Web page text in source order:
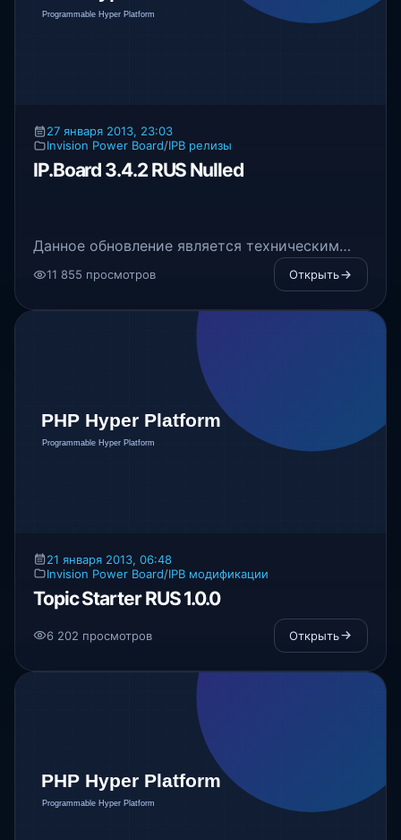
27 января 2013, 23:03
Invision Power Board/IPB релизы
IP.Board 3.4.2 RUS Nulled
Данное обновление является техническим
выпуском и содержит большое количество
пользователям рекомендуется обновиться,
критические проблемы в безопасности.
11 855 просмотров Открыть
21 января 2013, 06:48
Invision Power Board/IPB модификации
Topic Starter RUS 1.0.0
6 202 просмотров Открыть